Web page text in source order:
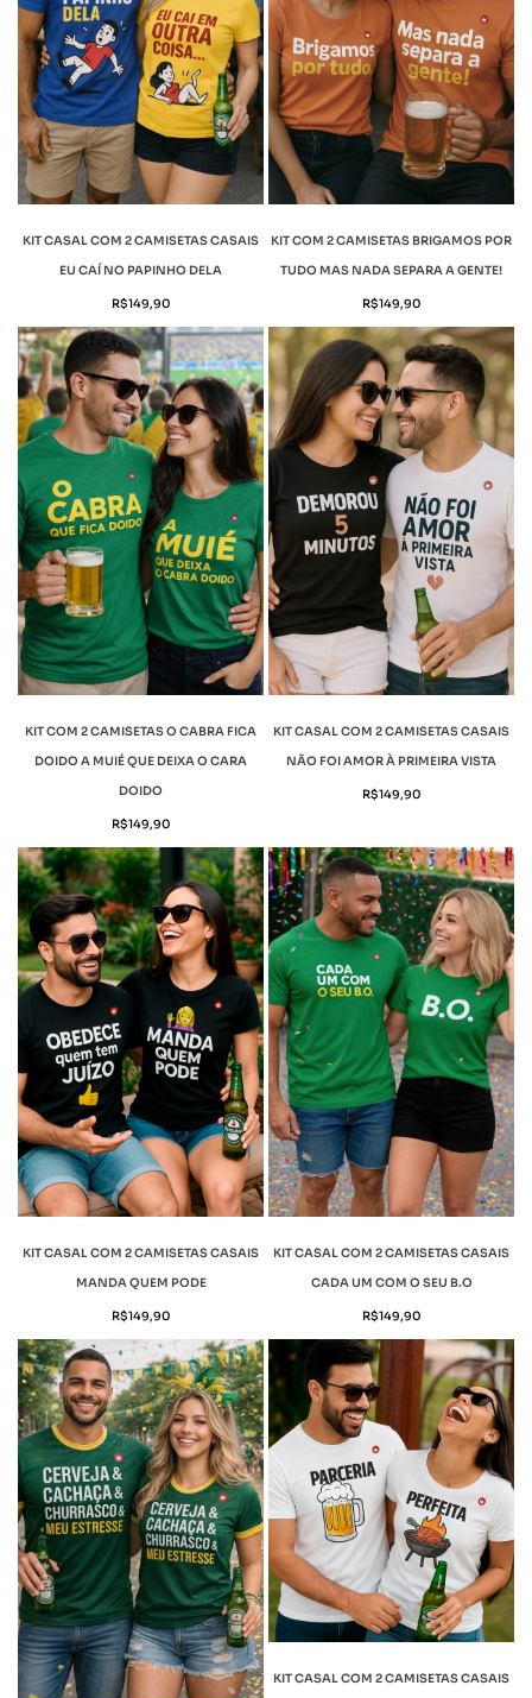
KIT CASAL COM 2 CAMISETAS CASAIS
EU CAÍ NO PAPINHO DELA
R$149,90
KIT COM 2 CAMISETAS BRIGAMOS POR
TUDO MAS NADA SEPARA A GENTE!
R$149,90
KIT COM 2 CAMISETAS O CABRA FICA
DOIDO A MUIÉ QUE DEIXA O CARA
DOIDO
R$149,90
KIT CASAL COM 2 CAMISETAS CASAIS
NÃO FOI AMOR À PRIMEIRA VISTA
R$149,90
KIT CASAL COM 2 CAMISETAS CASAIS
MANDA QUEM PODE
R$149,90
KIT CASAL COM 2 CAMISETAS CASAIS
CADA UM COM O SEU B.O
R$149,90
KIT CASAL COM 2 CAMISETAS CASAIS